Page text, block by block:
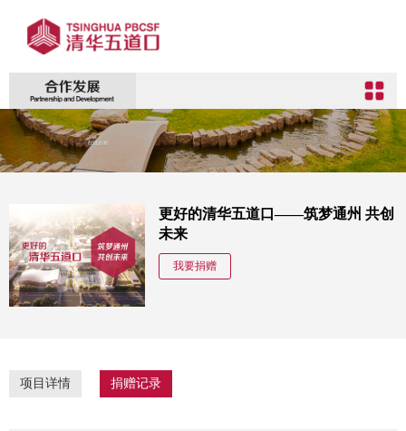
更好的清华五道口——筑梦通州 共创
未来
我要捐赠
项目详情 捐赠记录